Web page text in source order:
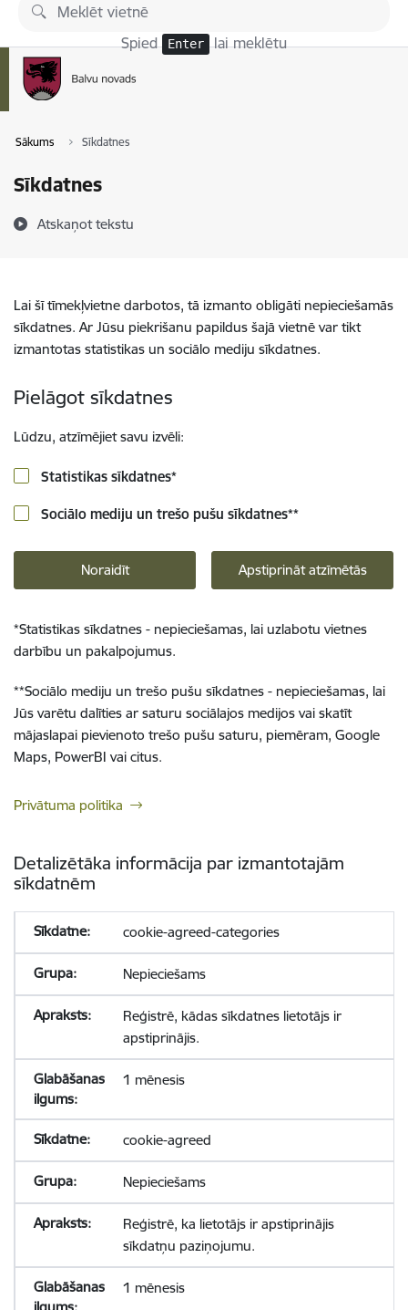
Pāriet uz lapas saturu
Spied Enter lai meklētu
Sākums Sīkdatnes
Sīkdatnes
Atskaņot tekstu
Lai šī tīmekļvietne darbotos, tā izmanto obligāti nepieciešamās
sīkdatnes. Ar Jūsu piekrišanu papildus šajā vietnē var tikt
izmantotas statistikas un sociālo mediju sīkdatnes.
Pielāgot sīkdatnes
Lūdzu, atzīmējiet savu izvēli:
Statistikas sīkdatnes*
Sociālo mediju un trešo pušu sīkdatnes**
Noraidīt Apstiprināt atzīmētās
*Statistikas sīkdatnes - nepieciešamas, lai uzlabotu vietnes
darbību un pakalpojumus.
**Sociālo mediju un trešo pušu sīkdatnes - nepieciešamas, lai
Jūs varētu dalīties ar saturu sociālajos medijos vai skatīt
mājaslapai pievienoto trešo pušu saturu, piemēram, Google
Maps, PowerBI vai citus.
Privātuma politika
Detalizētāka informācija par izmantotajām
sīkdatnēm
cookie-agreed-categories
Nepieciešams
Reģistrē, kādas sīkdatnes lietotājs ir
apstiprinājis.
1 mēnesis
cookie-agreed
Nepieciešams
Reģistrē, ka lietotājs ir apstiprinājis
sīkdatņu paziņojumu.
1 mēnesis